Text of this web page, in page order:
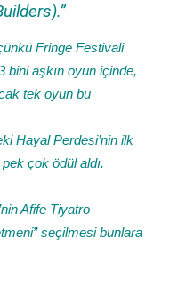
Fringe Festivali
bini aşkın oyun içinde,
tek oyun bu
Hayal Perdesi’nin ilk
çok ödül aldı.
Afife Tiyatro
seçilmesi bunlara